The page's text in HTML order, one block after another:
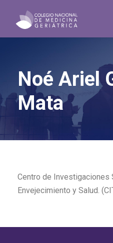
Noé Ariel
Mata
Centro de Investigaciones
Envejecimiento y Salud.